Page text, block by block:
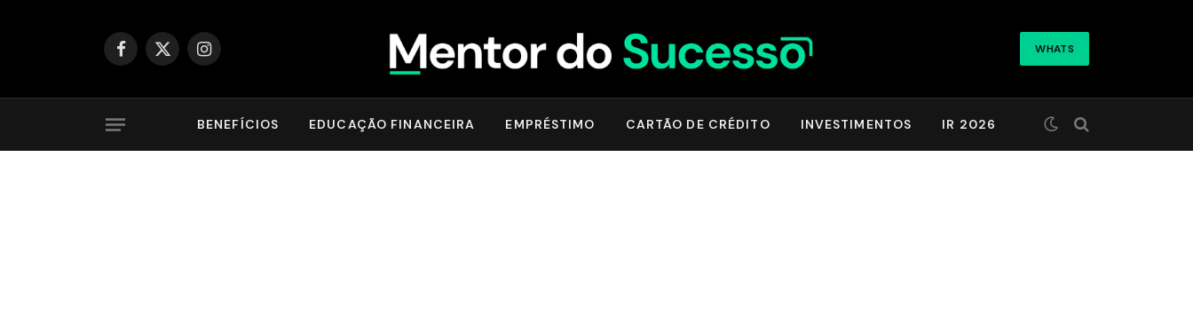
Facebook
X
Instagram WHATS
BENEFÍCIOS EDUCAÇÃO FINANCEIRA EMPRÉSTIMO CARTÃO DE CRÉDITO INVESTIMENTOS IR 2026